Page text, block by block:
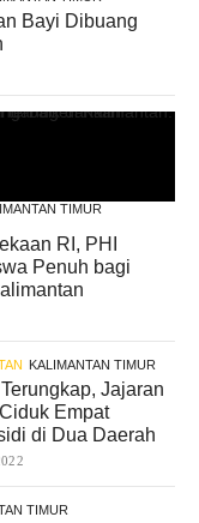
Bayi Dibuang
TIMUR
RI, PHI
Penuh bagi
KALIMANTAN TIMUR
Jajaran
Empat
di Dua Daerah
TIMUR